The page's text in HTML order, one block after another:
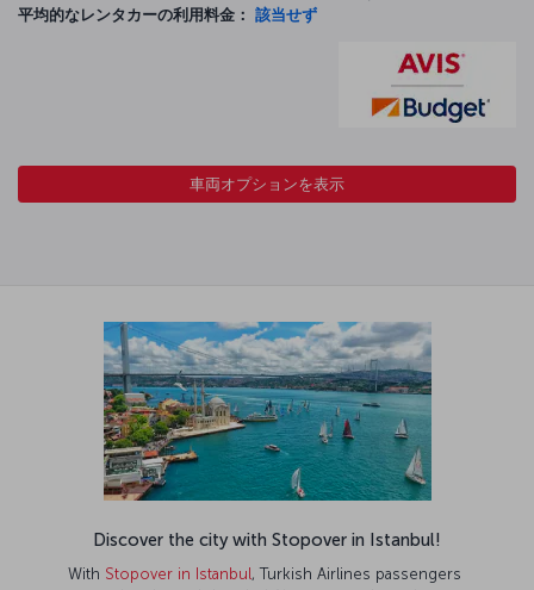
平均的なレンタカーの利用料金： 該当せず
車両オプションを表示
Discover the city with Stopover in Istanbul!
With Stopover in Istanbul, Turkish Airlines passengers